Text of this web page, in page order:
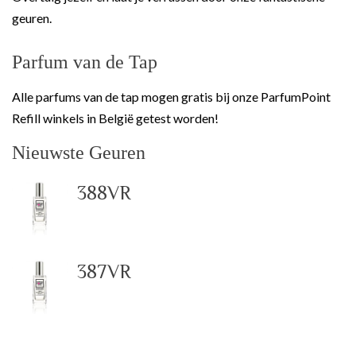
geuren.
Parfum van de Tap
Alle parfums van de tap mogen gratis bij onze ParfumPoint
Refill winkels in België getest worden!
Nieuwste Geuren
388VR
387VR